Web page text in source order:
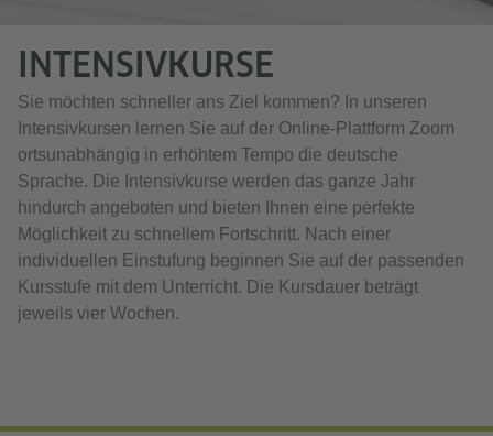
INTENSIVKURSE
Sie möchten schneller ans Ziel kommen? In unseren
Intensivkursen lernen Sie auf der Online-Plattform Zoom
ortsunabhängig in erhöhtem Tempo die deutsche
Sprache. Die Intensivkurse werden das ganze Jahr
hindurch angeboten und bieten Ihnen eine perfekte
Möglichkeit zu schnellem Fortschritt. Nach einer
individuellen Einstufung beginnen Sie auf der passenden
Kursstufe mit dem Unterricht. Die Kursdauer beträgt
jeweils vier Wochen.